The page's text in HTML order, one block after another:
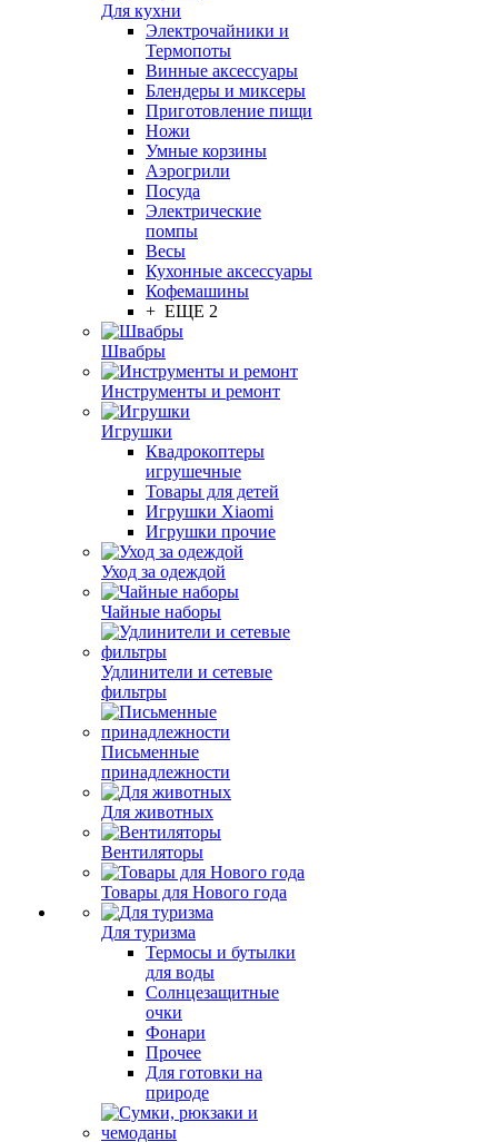
Для кухни
Электрочайники и
Термопоты
Винные аксессуары
Блендеры и миксеры
Приготовление пищи
Ножи
Умные корзины
Аэрогрили
Посуда
Электрические
помпы
Весы
Кухонные аксессуары
Кофемашины
+ ЕЩЕ 2
Швабры
Инструменты и ремонт
Игрушки
Квадрокоптеры
игрушечные
Товары для детей
Игрушки Xiaomi
Игрушки прочие
Уход за одеждой
Чайные наборы
Удлинители и сетевые
фильтры
Письменные
принадлежности
Для животных
Вентиляторы
Товары для Нового года
Для туризма
Термосы и бутылки
для воды
Солнцезащитные
очки
Фонари
Прочее
Для готовки на
природе